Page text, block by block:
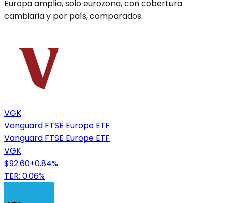
Europa amplia, solo eurozona, con cobertura
cambiaria y por país, comparados.
VGK
Vanguard FTSE Europe ETF
Vanguard FTSE Europe ETF
VGK
$92.60+0.84%
TER: 0.06%